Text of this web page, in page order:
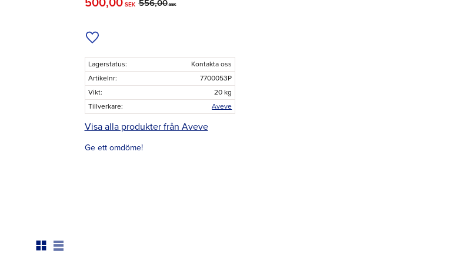
500,00SEK Ordinarie pris:
556,00SEK
Lägg till i önskelista
Lagerstatus
Kontakta oss
Artikelnr
7700053P
Vikt
20 kg
Tillverkare
Aveve
Visa alla produkter från Aveve
Ge ett omdöme!